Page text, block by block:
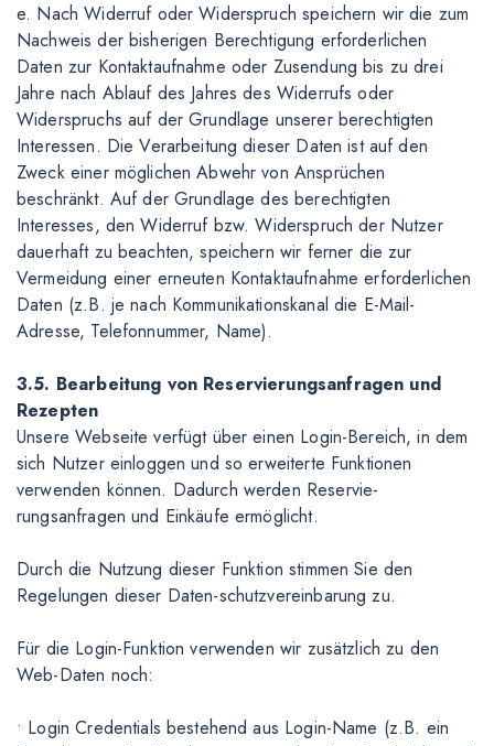
e. Nach Widerruf oder Widerspruch speichern wir die zum
Nachweis der bisherigen Berechtigung erforderlichen
Daten zur Kontaktaufnahme oder Zusendung bis zu drei
Jahre nach Ablauf des Jahres des Widerrufs oder
Widerspruchs auf der Grundlage unserer berechtigten
Interessen. Die Verarbeitung dieser Daten ist auf den
Zweck einer möglichen Abwehr von Ansprüchen
beschränkt. Auf der Grundlage des berechtigten
Interesses, den Widerruf bzw. Widerspruch der Nutzer
dauerhaft zu beachten, speichern wir ferner die zur
Vermeidung einer erneuten Kontaktaufnahme erforderlichen
Daten (z.B. je nach Kommunikationskanal die E-Mail-
Adresse, Telefonnummer, Name).
3.5. Bearbeitung von Reservierungsanfragen und
Rezepten
Unsere Webseite verfügt über einen Login-Bereich, in dem
sich Nutzer einloggen und so erweiterte Funktionen
verwenden können. Dadurch werden Reservie-
rungsanfragen und Einkäufe ermöglicht.
Durch die Nutzung dieser Funktion stimmen Sie den
Regelungen dieser Daten-schutzvereinbarung zu.
Für die Login-Funktion verwenden wir zusätzlich zu den
Web-Daten noch:
• Login Credentials bestehend aus Login-Name (z.B. ein